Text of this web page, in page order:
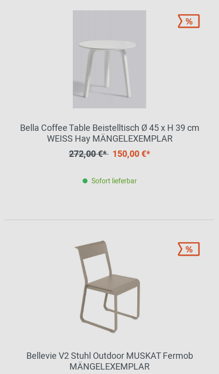
Bella Coffee Table Beistelltisch Ø 45 x H 39 cm
WEISS Hay MÄNGELEXEMPLAR
272,00 €* 150,00 €*
Sofort lieferbar
Bellevie V2 Stuhl Outdoor MUSKAT Fermob
MÄNGELEXEMPLAR